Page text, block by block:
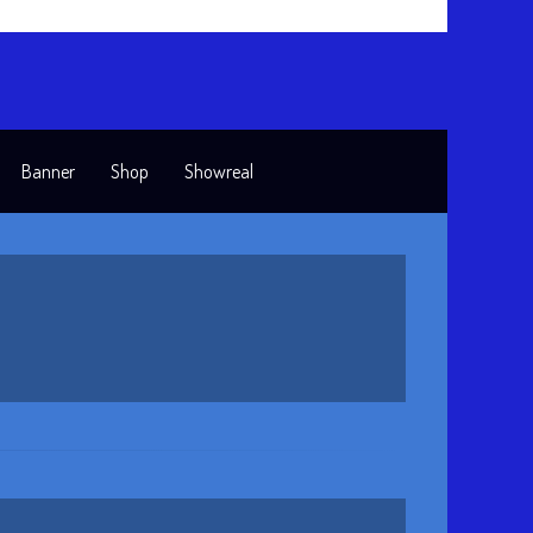
Banner Shop Showreal